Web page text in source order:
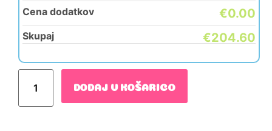
Cena dodatkov €0.00
Skupaj €204.60
DODAJ V KOŠARICO